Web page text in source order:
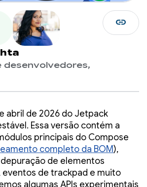
desenvolvedores,
link
abril de 2026 do Jetpack
Essa versão contém a
principais do Compose
completo da BOM),
de elementos
de trackpad e muito
algumas APIs experimentais